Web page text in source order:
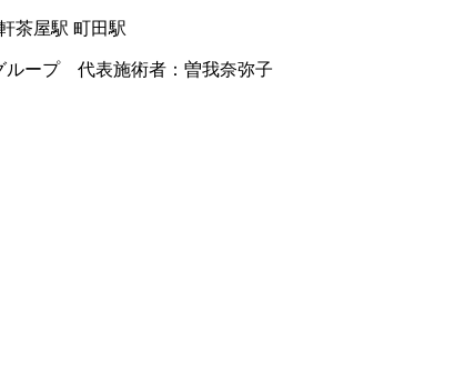
茶屋駅 町田駅
ループ 代表施術者：曽我奈弥子